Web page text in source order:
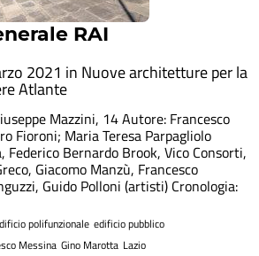
RAI
2021 in Nuove architetture per la
Atlante
Mazzini, 14 Autore: Francesco
Fioroni; Maria Teresa Parpagliolo
Federico Bernardo Brook, Vico Consorti,
Giacomo Manzù, Francesco
Guido Polloni (artisti) Cronologia:
polifunzionale edificio pubblico
Messina Gino Marotta Lazio